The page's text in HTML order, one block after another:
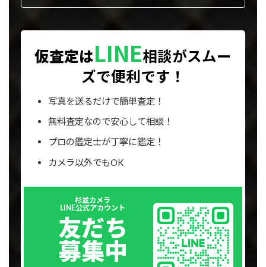
仮査定はLINE相談がスムー
ズで便利です！
写真を送るだけで簡単査定！
無料査定なので安心して相談！
プロの鑑定士が丁寧に鑑定！
カメラ以外でもOK
杉並カメラ
LINE公式アカウント
友だち
募集中